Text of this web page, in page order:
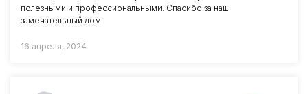
полезными и профессиональными. Спасибо за наш
замечательный дом
16 апреля, 2024